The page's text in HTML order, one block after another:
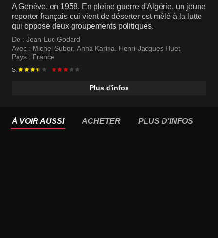
A Genève, en 1958. En pleine guerre d'Algérie, un jeune
reporter français qui vient de déserter est mêlé à la lutte
qui oppose deux groupements politiques.
De : Jean-Luc Godard
Avec : Michel Subor Anna Karina
Henri-Jacques Huet
Pays : France
S.
Plus d'infos
À VOIR AUSSI ACHETER PLUS D'INFOS